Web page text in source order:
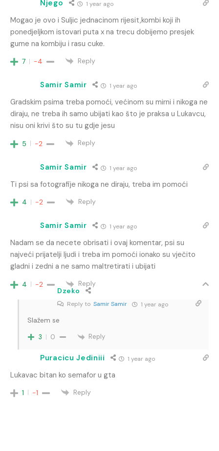
Njego 1 year ago
Mogao je ovo i Suljic jednacinom rijesit,kombi koji ih
ponedjeljkom istovari puta x na trecu dobijemo presjek
gume na kombiju i rasu cuke.
7 -4 Reply
Samir Samir 1 year ago
Gradskim psima treba pomoći, većinom su mirni i nikoga ne
diraju, ne treba ih samo ubijati kao što je praksa u Lukavcu,
nisu oni krivi što su tu gdje jesu
5 -2 Reply
Samir Samir 1 year ago
Ti psi sa fotografije nikoga ne diraju, treba im pomoći
4 -2 Reply
Samir Samir 1 year ago
Nadam se da necete obrisati i ovaj komentar, psi su
najveći prijatelji ljudi i treba im pomoći ionako su vječito
gladni i zedni a ne samo maltretirati i ubijati
4 -2
Reply
Dzeko
Reply to Samir Samir 1 year ago
Slažem se
3 0 Reply
Puracicu Jediniii 1 year ago
Lukavac bitan ko semafor u gta
1 -1 Reply